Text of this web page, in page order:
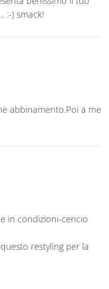
:-) smack!
abbinamento.Poi a me
in condizioni-cencio
restyling per la